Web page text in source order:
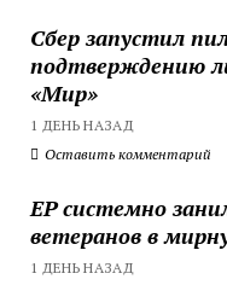
Сбер запустил
подтверждению
«Мир»
1 ДЕНЬ НАЗАД
Оставить комментарий
ЕР системно
ветеранов в
1 ДЕНЬ НАЗАД